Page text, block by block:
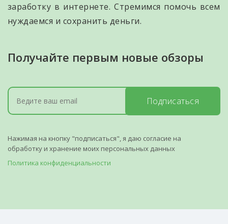
заработку в интернете. Стремимся помочь всем
нуждаемся и сохранить деньги.
Получайте первым новые обзоры
Подписаться
Нажимая на кнопку "подписаться", я даю согласие на
обработку и хранение моих персональных данных
Политика конфиденциальности